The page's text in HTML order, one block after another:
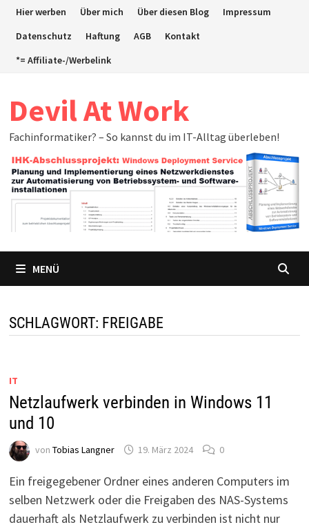
ZumHier werben Über mich Über diesen Blog
Impressum
Datenschutz
Haftung AGB
Kontakt
*= Affiliate-/Werbelink
Devil At Work
Fachinformatiker? – So kannst du im IT-Alltag überleben!
MENÜ
SCHLAGWORT: FREIGABE
IT
Netzlaufwerk verbinden in Windows 11
und 10
von Tobias Langner 19. März 2024 0
Ein freigegebener Ordner eines anderen Computers im
selben Netzwerk oder die Freigaben des NAS-Systems
dauerhaft als Netzlaufwerk zu verbinden ist nicht nur